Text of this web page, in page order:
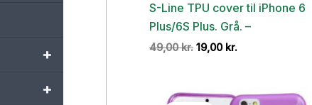
+
+
S-Line TPU cover til iPhone 6
Plus/6S Plus. Grå. –
49,00kr. Den
49,00 kr..
19,00 kr.
19,00 kr..